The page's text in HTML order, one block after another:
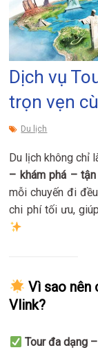
Dịch vụ
trọn vẹn
Du lịch
Du lịch không chỉ
– khám phá –
mỗi chuyến đi
chi phí tối ưu,
Vì sao nên
Vlink?
Tour đa dạng